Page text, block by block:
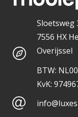
Sloetsweg
7556 HX
Overijssel
BTW:
KvK: